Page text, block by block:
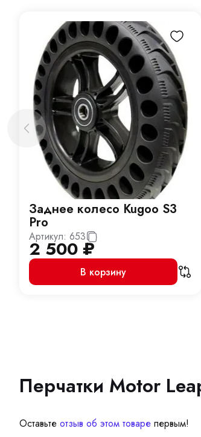
Заднее колесо Kugoo S3
Pro
Артикул: 653
2 500₽
В корзину
Перчатки Motor
Оставьте отзыв об этом товаре первым!